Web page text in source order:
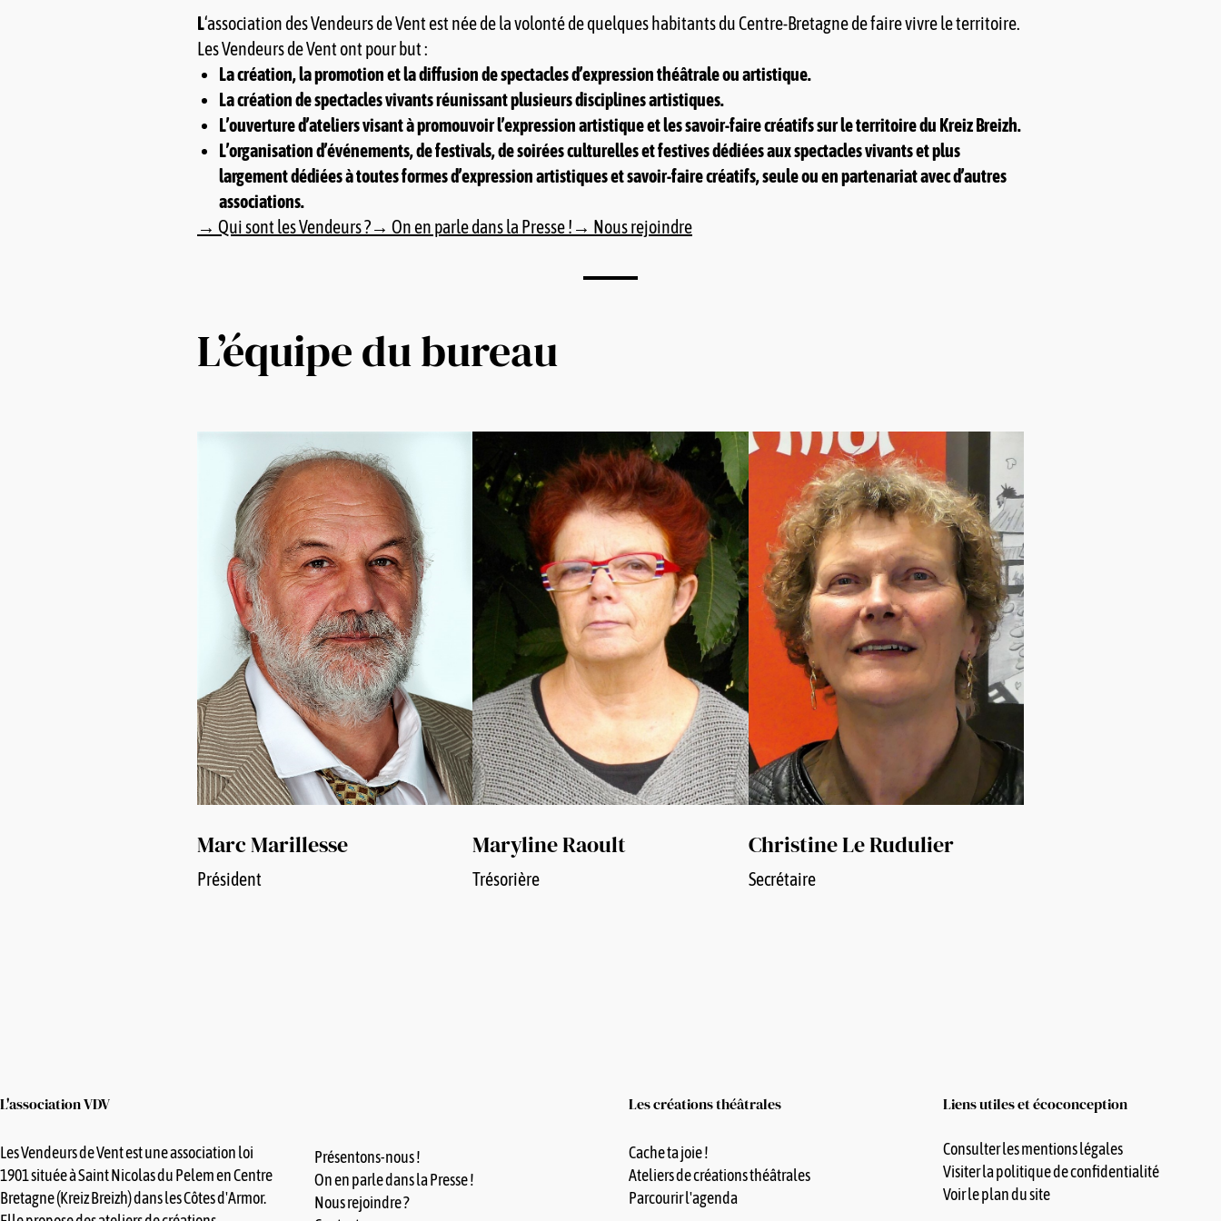
L‘association des Vendeurs de Vent est née de la volonté de quelques habitants du Centre-Bretagne de faire vivre le territoire.
Les Vendeurs de Vent ont pour but :
La création, la promotion et la diffusion de spectacles d’expression théâtrale ou artistique.
La création de spectacles vivants réunissant plusieurs disciplines artistiques.
L’ouverture d’ateliers visant à promouvoir l’expression artistique et les savoir-faire créatifs sur le territoire du Kreiz Breizh.
L’organisation d’événements, de festivals, de soirées culturelles et festives dédiées aux spectacles vivants et plus
largement dédiées à toutes formes d’expression artistiques et savoir-faire créatifs, seule ou en partenariat avec d’autres
associations.
→ Qui sont les Vendeurs ?→ On en parle dans la Presse ! → Nous rejoindre
L’équipe du bureau
Marc Marillesse
Président
Maryline Raoult
Trésorière
Christine Le Rudulier
Secrétaire
L'associationVDV
Les Vendeurs de Vent est une association loi
1901 située à Saint Nicolas du Pelem en Centre
Bretagne (Kreiz Breizh) dans les Côtes d'Armor.
Présentons-nous !
On en parle dans la Presse !
Nous rejoindre ?
Les créations théâtrales
Cache ta joie !
Ateliers de créations théâtrales
Parcourir l'agenda
Liens utiles et écoconception
Consulter les mentions légales
Visiter la politique de confidentialité
Voir le plan du site